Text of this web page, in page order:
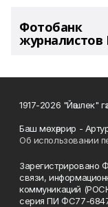
Фотобанк
журналистов
1917-2026 "Йәшлек"
Баш мөхәррир - Артур
Об использовании
Зарегистрировано
связи,
коммуникаций
серия ПИ ФС77-